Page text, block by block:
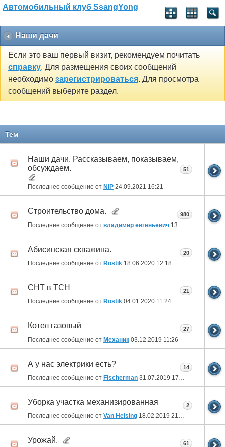
Автомобильный клуб SsangYong
Наши дачи
Если это ваш первый визит, рекомендуем почитать
справку. Для размещения своих сообщений
необходимо зарегистрироваться. Для просмотра
сообщений выберите раздел.
Тем
Наши дачи. Рассказываем, показываем,
обсуждаем.
Последнее сообщение от NIP 24.09.2021 16:21
51
Строительство дома.
Последнее сообщение от владимир евгеньевич 13.01.2021 21:05
980
Абисинская скважина.
Последнее сообщение от Rostik 18.06.2020 12:18
20
СНТ в ТСН
Последнее сообщение от Rostik 04.01.2020 11:24
21
Котел газовый
Последнее сообщение от Механик 03.12.2019 11:26
27
А у нас электрики есть?
Последнее сообщение от Fischerman 31.07.2019 17:13
14
Уборка участка механизированная
Последнее сообщение от Van Helsing 18.02.2019 21:49
2
Урожай. 61